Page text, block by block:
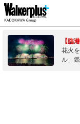
【臨
花火
ル」